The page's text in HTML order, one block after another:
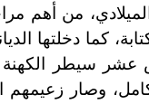
من أهم
كما دخلتها
عشر سيطر الكهنة
وصار زعيمهم